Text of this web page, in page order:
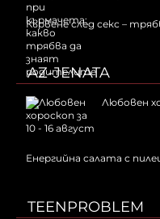
Кървене след секс –
AZ-JENATA
Любовен
Енергийна салата с
TEENPROBLEM